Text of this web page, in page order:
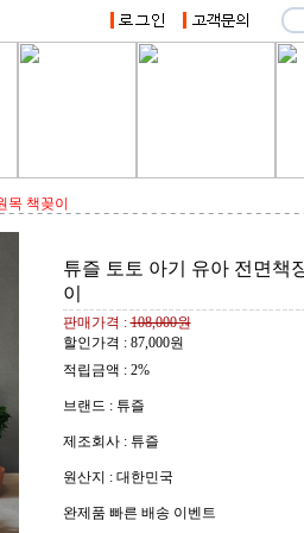
목 책꽂이
튜즐 토토 아기 유아 전면책
이
판매가격 :108,000원
할인가격 : 87,000원
적립금액 : 2%
브랜드 : 튜즐
제조회사 : 튜즐
원산지 : 대한민국
완제품 빠른 배송 이벤트